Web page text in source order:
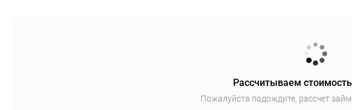
Рассчитываем
Пожалуйста подождите, рассчет